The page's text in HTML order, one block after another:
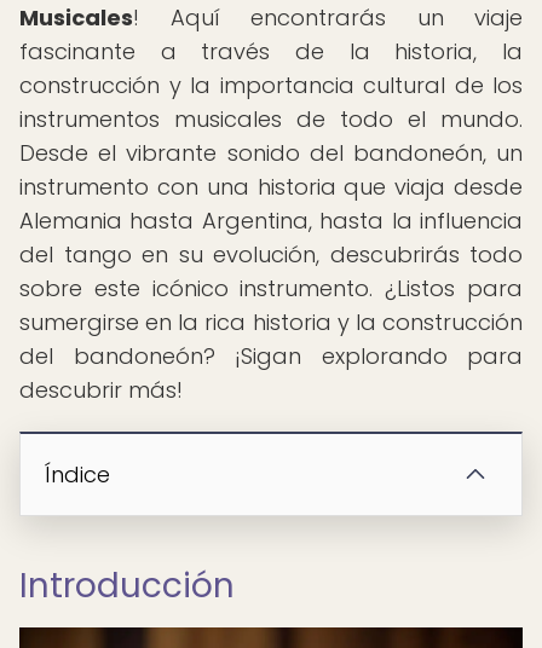
Musicales! Aquí encontrarás un viaje
fascinante a través de la historia, la
construcción y la importancia cultural de los
instrumentos musicales de todo el mundo.
Desde el vibrante sonido del bandoneón, un
instrumento con una historia que viaja desde
Alemania hasta Argentina, hasta la influencia
del tango en su evolución, descubrirás todo
sobre este icónico instrumento. ¿Listos para
sumergirse en la rica historia y la construcción
del bandoneón? ¡Sigan explorando para
descubrir más!
Índice
Introducción